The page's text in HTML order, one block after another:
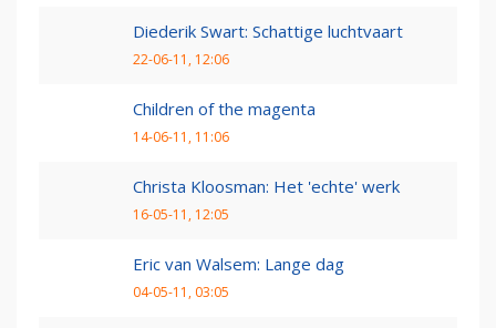
Diederik Swart: Schattige luchtvaart
22-06-11, 12:06
Children of the magenta
14-06-11, 11:06
Christa Kloosman: Het 'echte' werk
16-05-11, 12:05
Eric van Walsem: Lange dag
04-05-11, 03:05